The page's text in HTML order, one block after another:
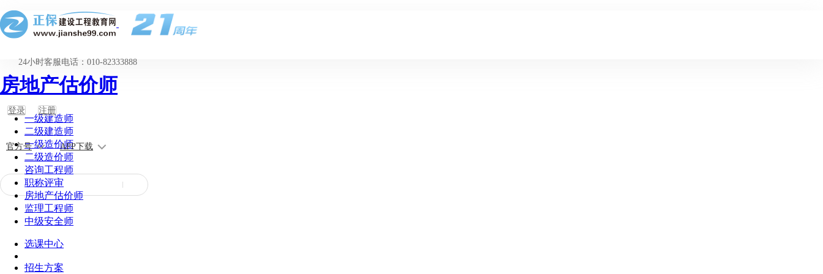
24小时客服电话：010-82333888
登录 注册
官方号 APP下载
房地产估价师
一级建造师
二级建造师
一级造价师
二级造价师
咨询工程师
职称评审
房地产估价师
监理工程师
中级安全师
选课中心
招生方案